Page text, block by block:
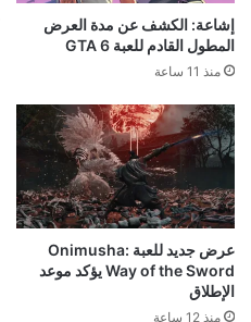
إشاعة: الكشف عن مدة العرض
المطول القادم للعبة GTA 6
منذ 11 ساعة
عرض جديد للعبة Onimusha:
Way of the Sword يؤكد موعد
الإطلاق
منذ 12 ساعة